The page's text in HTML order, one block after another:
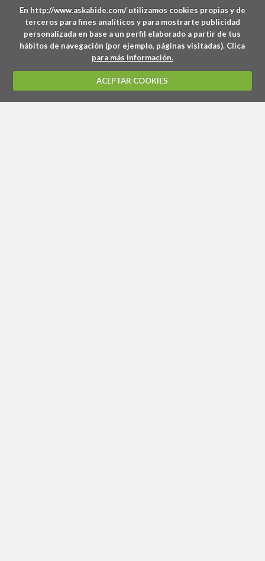
En http://www.askabide.com/ utilizamos cookies propias y de
terceros para fines analíticos y para mostrarte publicidad
personalizada en base a un perfil elaborado a partir de tus
hábitos de navegación (por ejemplo, páginas visitadas). Clica
para más información.
ACEPTAR COOKIES